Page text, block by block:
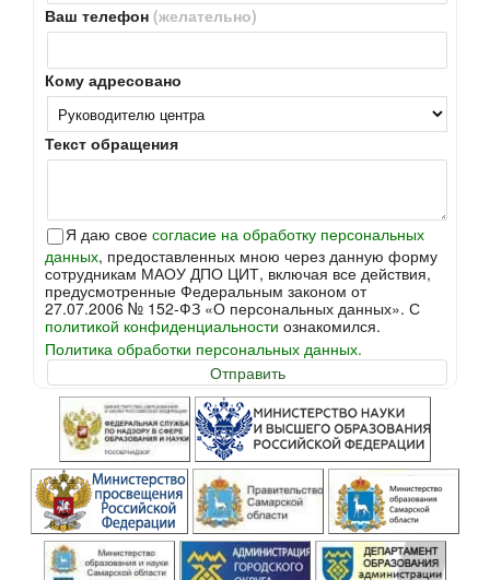
Ваш телефон (желательно)
Кому адресовано
Текст обращения
Я даю свое согласие на обработку персональных
данных, предоставленных мною через данную форму
сотрудникам МАОУ ДПО ЦИТ, включая все действия,
предусмотренные Федеральным законом от
27.07.2006 № 152-ФЗ «О персональных данных». С
политикой конфиденциальности ознакомился.
Политика обработки персональных данных.